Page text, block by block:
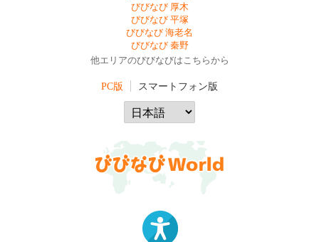
びびなび 厚木
びびなび 平塚
びびなび 海老名
びびなび 秦野
他エリアのびびなびはこちらから
PC版 スマートフォン版